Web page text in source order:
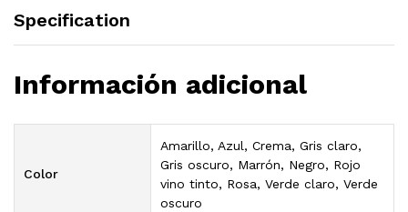
Specification
Información adicional
Color
Amarillo, Azul, Crema, Gris claro,
Gris oscuro, Marrón, Negro, Rojo
vino tinto, Rosa, Verde claro, Verde
oscuro